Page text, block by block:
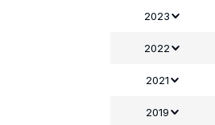
2023
2022
2021
2019